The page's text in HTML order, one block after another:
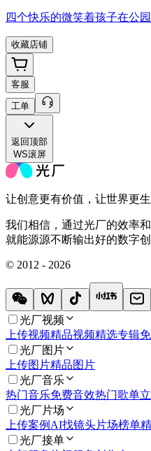
四个快乐的微笑着孩子在公
收藏店铺
客服
工单
返回顶部
WS滚屏
让创意更有价值，让世界更
我们相信，通过光厂的效率
就能源源不断输出好的数字
© 2012 - 2026
光厂视频
上传视频精品视频精选专辑
光厂图片
上传图片精品图片
光厂音乐
热门音乐免费音效热门歌单
光厂片场
上传案例 AI找镜头片场榜单
光厂接单